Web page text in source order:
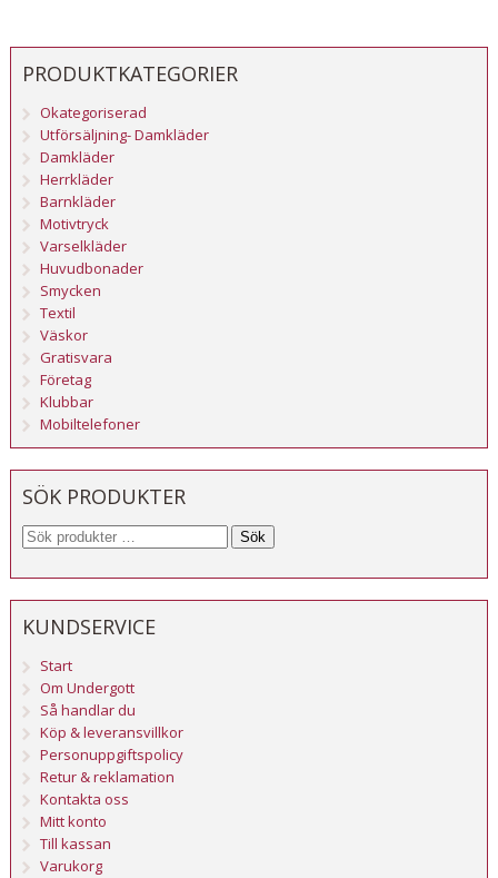
PRODUKTKATEGORIER
Okategoriserad
Utförsäljning- Damkläder
Damkläder
Herrkläder
Barnkläder
Motivtryck
Varselkläder
Huvudbonader
Smycken
Textil
Väskor
Gratisvara
Företag
Klubbar
Mobiltelefoner
SÖK PRODUKTER
Sök
KUNDSERVICE
Start
Om Undergott
Så handlar du
Köp & leveransvillkor
Personuppgiftspolicy
Retur & reklamation
Kontakta oss
Mitt konto
Till kassan
Varukorg